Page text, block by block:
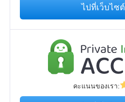
ไปที่เว็บไซต์
คะแนนของเรา: